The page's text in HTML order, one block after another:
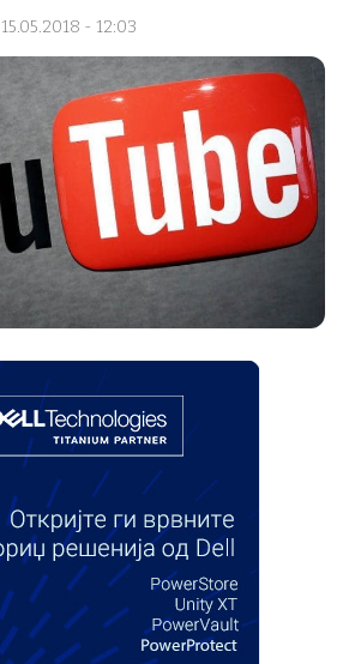
15.05.2018 - 12:03